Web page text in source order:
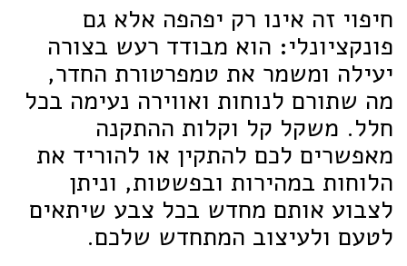
חיפוי זה אינו רק יפהפה אלא גם
פונקציונלי: הוא מבודד רעש בצורה
יעילה ומשמר את טמפרטורת החדר,
מה שתורם לנוחות ואווירה נעימה בכל
חלל. משקל קל וקלות ההתקנה
מאפשרים לכם להתקין או להוריד את
הלוחות במהירות ובפשטות, וניתן
לצבוע אותם מחדש בכל צבע שיתאים
לטעם ולעיצוב המתחדש שלכם.